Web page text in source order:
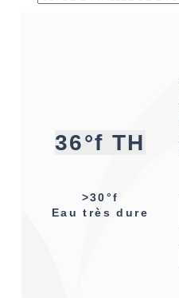
36°f TH
>30°f
Eau très dure